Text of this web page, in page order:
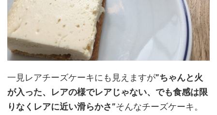
一見レアチーズケーキにも見えますが”ちゃんと火
が入った、レアの様でレアじゃない、でも食感は限
りなくレアに近い滑らかさ”そんなチーズケーキ。